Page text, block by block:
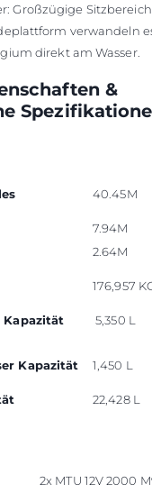
Großzügige
verwandeln
direkt am Wasser.
&
40.45M
7.94M
2.64M
176,957
Kapazität
5,350
Kapazität
1,450 L
22,428 L
2x MTU 12V 2000